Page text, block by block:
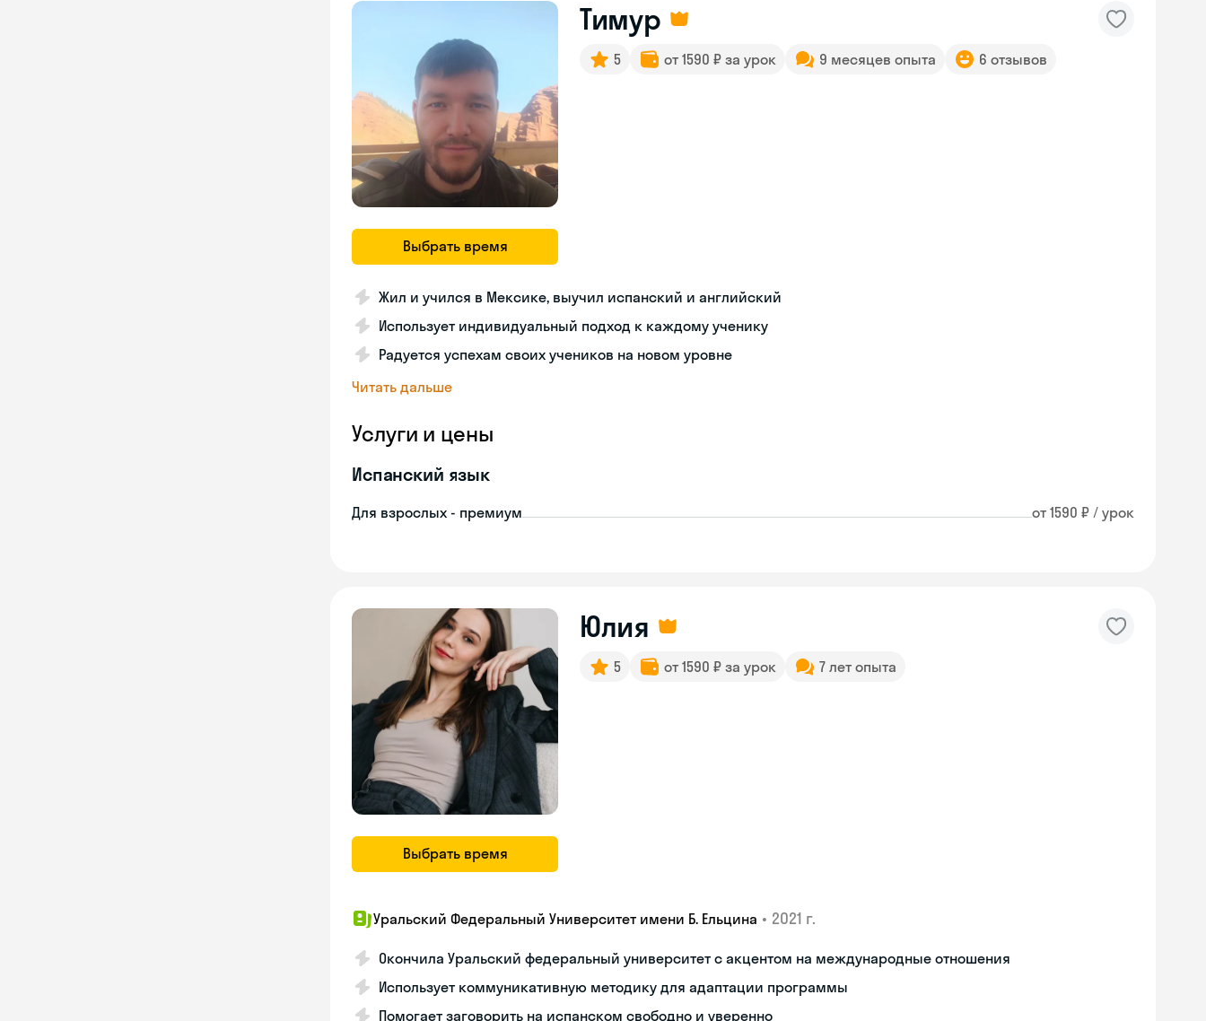
Выбрать время
Тимур
5 от 1590 ₽ за урок 9 месяцев опыта 6 отзывов
Жил и учился в Мексике, выучил испанский и английский
Использует индивидуальный подход к каждому ученику
Радуется успехам своих учеников на новом уровне
Читать дальше
Услуги и цены
Испанский язык
Для взрослых - премиум от 1590 ₽ / урок
Выбрать время
Юлия
5 от 1590 ₽ за урок 7 лет опыта
Уральский Федеральный Университет имени Б. Ельцина • 2021 г.
Окончила Уральский федеральный университет с акцентом на международные отношения
Использует коммуникативную методику для адаптации программы
Помогает заговорить на испанском свободно и уверенно